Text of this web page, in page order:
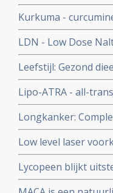
overlijden
Kurkuma -
belangrijke studies
LDN - Low Dose
goedgekeurd is
Leefstijl: Gezond
onder begeleiding
procent van de
Lipo-ATRA - all-
ingebracht zorgt
APL - acute
Longkanker:
bij longkanker: een
Low level laser
mond veroorzaakt
Nederlands
Lycopeen blijkt
heeft ook nog